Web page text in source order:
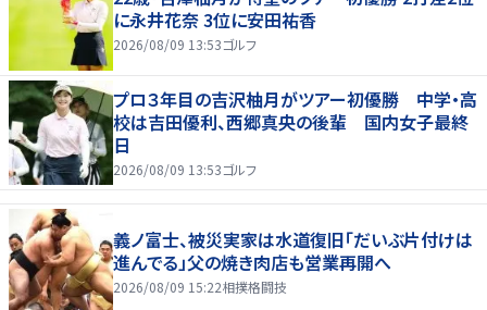
に永井花奈 3位に安田祐香
2026/08/09 13:53ゴルフ
プロ３年目の吉沢柚月がツアー初優勝 中学・高
校は吉田優利、西郷真央の後輩 国内女子最終
日
2026/08/09 13:53ゴルフ
義ノ富士、被災実家は水道復旧「だいぶ片付けは
進んでる」父の焼き肉店も営業再開へ
2026/08/09 15:22相撲格闘技